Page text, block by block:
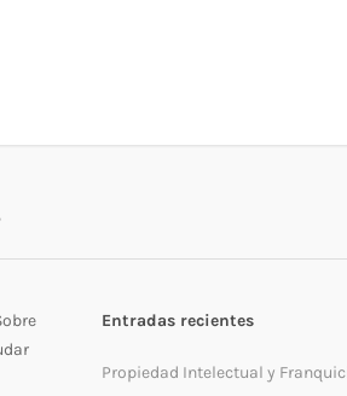
Entradas recientes
Propiedad Intelectual y